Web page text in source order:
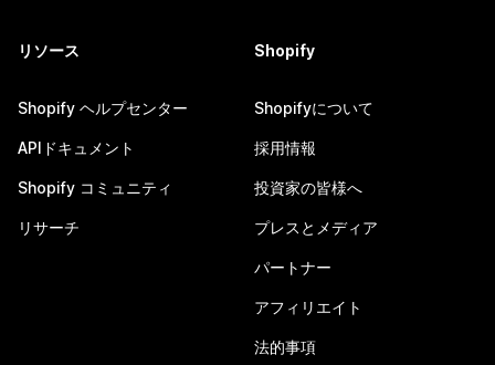
リソース
Shopify ヘルプセンター
APIドキュメント
Shopify コミュニティ
リサーチ
Shopify
Shopifyについて
採用情報
投資家の皆様へ
プレスとメディア
パートナー
アフィリエイト
法的事項